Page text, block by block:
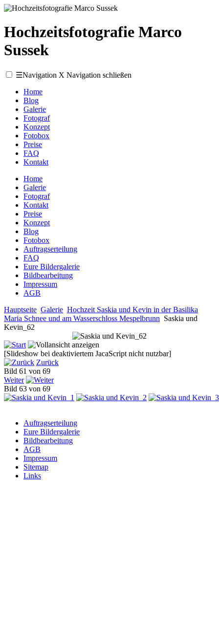
Hochzeitsfotografie Marco
Sussek
☰Navigation X Navigation schließen
Home
Blog
Galerie
Fotograf
Konzept
Fotobox
Preise
FAQ
Kontakt
Home
Galerie
Fotograf
Kontakt
Preise
Konzept
Blog
Fotobox
Auftragserteilung
FAQ
Eure Bildergalerie
Bildbearbeitung
Impressum
AGB
Hauptseite Galerie Hochzeit Saskia und Kevin in der Basilika
Maria Schnee und am Wasserschloss Mespelbrunn Saskia und
Kevin_62
[Slideshow bei deaktiviertem JacaScript nicht nutzbar]
Zurück
Bild 61 von 69
Weiter
Bild 63 von 69
Auftragserteilung
Eure Bildergalerie
Bildbearbeitung
AGB
Impressum
Sitemap
Links